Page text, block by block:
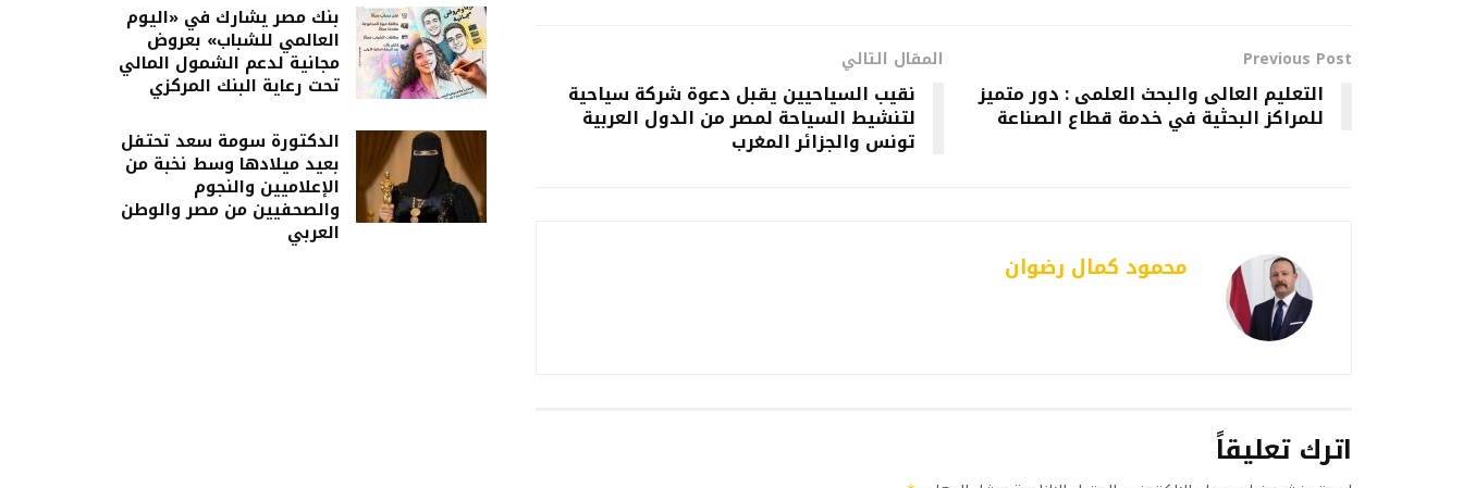
Previous Post
التعليم العالى والبحث العلمى : دور متميز
للمراكز البحثية في خدمة قطاع الصناعة
المقال التالي
نقيب السياحيين يقبل دعوة شركة سياحية
لتنشيط السياحة لمصر من الدول العربية
تونس والجزائر المغرب
محمود كمال رضوان
اترك تعليقاً
بنك مصر يشارك في «اليوم
العالمي للشباب» بعروض
مجانية لدعم الشمول المالي
تحت رعاية البنك المركزي
الدكتورة سومة سعد تحتفل
بعيد ميلادها وسط نخبة من
الإعلاميين والنجوم
والصحفيين من مصر والوطن
العربي